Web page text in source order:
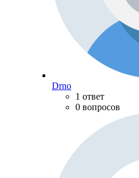
Drno
1 ответ
0 вопросов